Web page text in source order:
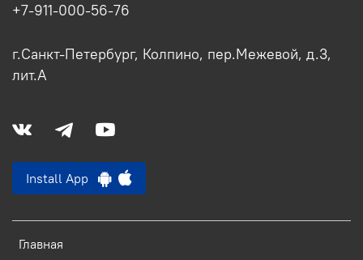
Главная
+7-911-000-56-76
г.Санкт-Петербург, Колпино, пер.Межевой, д.3,
лит.А
Install App